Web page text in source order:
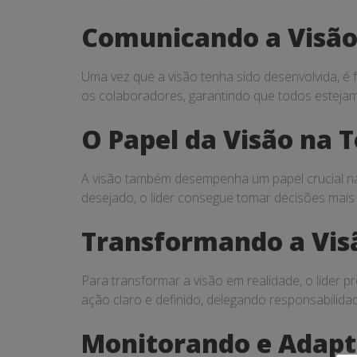
Comunicando a
Uma vez que a visão tenha sido desenvolvida,
os colaboradores, garantindo que todos
O Papel da Visão na
A visão também desempenha um papel crucial
desejado, o líder consegue tomar decisões
Transformando a
Para transformar a visão em realidade, o líder
ação claro e definido, delegando
Monitorando e